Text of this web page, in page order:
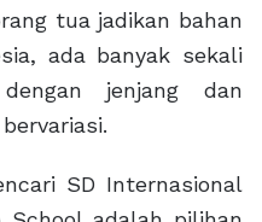
tua jadikan bahan
ada banyak sekali
jenjang dan
SD Internasional